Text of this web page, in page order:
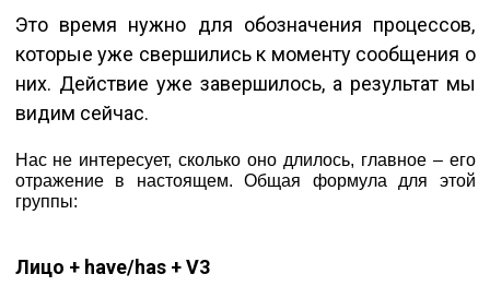
Это время нужно для обозначения процессов,
которые уже свершились к моменту сообщения о
них. Действие уже завершилось, а результат мы
видим сейчас.
Нас не интересует, сколько оно длилось, главное – его
отражение в настоящем. Общая формула для этой
группы:
Лицо + have/has + V3